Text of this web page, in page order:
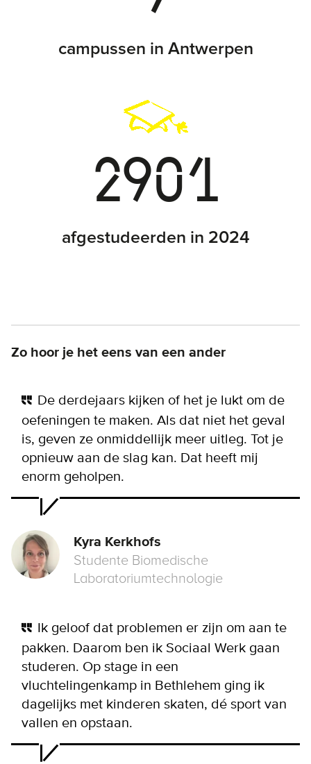
campussen in Antwerpen
2901
afgestudeerden in 2024
Zo hoor je het eens van een ander
De derdejaars kijken of het je lukt om de
oefeningen te maken. Als dat niet het geval
is, geven ze onmiddellijk meer uitleg. Tot je
opnieuw aan de slag kan. Dat heeft mij
enorm geholpen.
Kyra Kerkhofs
Studente Biomedische
Laboratoriumtechnologie
Ik geloof dat problemen er zijn om aan te
pakken. Daarom ben ik Sociaal Werk gaan
studeren. Op stage in een
vluchtelingenkamp in Bethlehem ging ik
dagelijks met kinderen skaten, dé sport van
vallen en opstaan.